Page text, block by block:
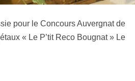
pour le Concours Auvergnat de
« Le P’tit Reco Bougnat » Le